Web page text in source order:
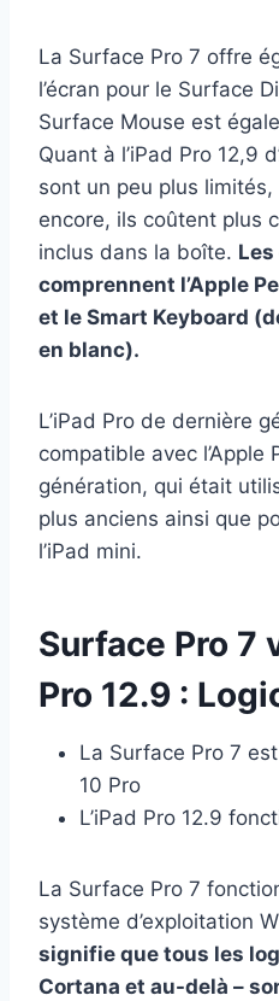
La Surface Pro 7 offre
l’écran pour le Surface
Surface Mouse est
Quant à l’iPad Pro 12,9
sont un peu plus limités,
encore, ils coûtent plus
inclus dans la boîte.
comprennent l’Apple
et le Smart Keyboard
en blanc).
L’iPad Pro de dernière
compatible avec l’Apple
génération, qui était
plus anciens ainsi que
l’iPad mini.
Surface Pro 7
Pro 12.9 :
La Surface Pro 7
10 Pro
L’iPad Pro 12.9
La Surface Pro 7
système d’exploitation
signifie que tous les
Cortana et au-delà –